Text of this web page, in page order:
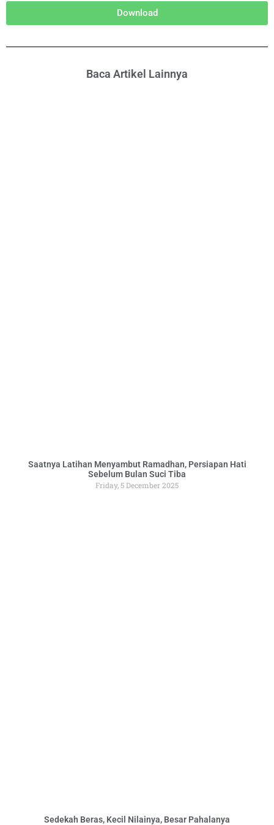
Download
Baca Artikel Lainnya
Saatnya Latihan Menyambut Ramadhan, Persiapan Hati
Sebelum Bulan Suci Tiba
Friday, 5 December 2025
Sedekah Beras, Kecil Nilainya, Besar Pahalanya